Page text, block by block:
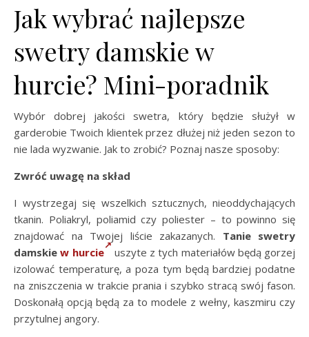
Jak wybrać najlepsze
swetry damskie w
hurcie? Mini-poradnik
Wybór dobrej jakości swetra, który będzie służył w
garderobie Twoich klientek przez dłużej niż jeden sezon to
nie lada wyzwanie. Jak to zrobić? Poznaj nasze sposoby:
Zwróć uwagę na skład
I wystrzegaj się wszelkich sztucznych, nieoddychających
tkanin. Poliakryl, poliamid czy poliester – to powinno się
znajdować na Twojej liście zakazanych. Tanie swetry
damskiew hurcie
uszyte z tych materiałów będą gorzej
izolować temperaturę, a poza tym będą bardziej podatne
na zniszczenia w trakcie prania i szybko stracą swój fason.
Doskonałą opcją będą za to modele z wełny, kaszmiru czy
przytulnej angory.